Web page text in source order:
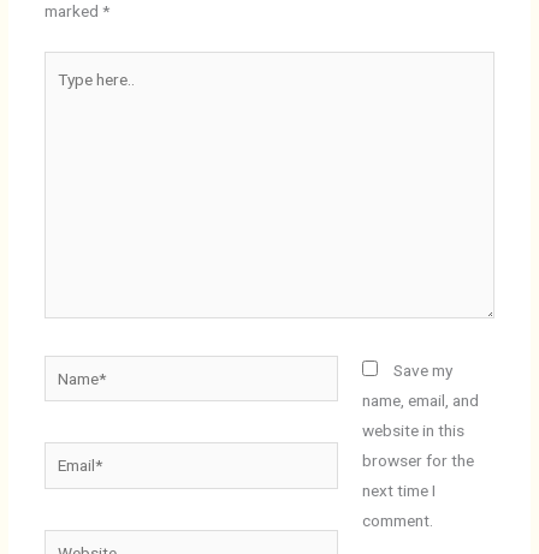
marked *
here..
Email*
Website
Save my
name, email, and
website in this
browser for the
next time I
comment.